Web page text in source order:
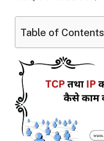
Table of Contents